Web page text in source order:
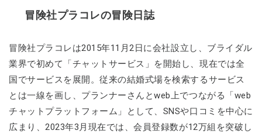
冒険社プラコレの冒険日誌
冒険社プラコレは2015年11月2日に会社設立し、ブライダル
業界で初めて「チャットサービス」を開始し、現在では全
国でサービスを展開。従来の結婚式場を検索するサービス
とは一線を画し、プランナーさんとweb上でつながる「web
チャットプラットフォーム」として、SNSや口コミを中心に
広まり、2023年3月現在では、会員登録数が12万組を突破し